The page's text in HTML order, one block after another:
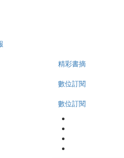
精彩書摘
數位訂閱
數位訂閱